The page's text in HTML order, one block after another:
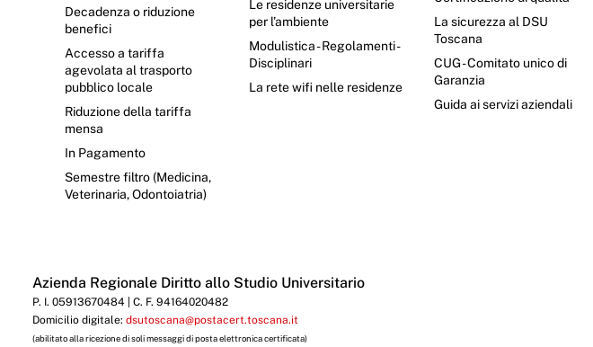
Decadenza o riduzione
benefici
Accesso a tariffa
agevolata al trasporto
pubblico locale
Riduzione della tariffa
mensa
In Pagamento
Semestre filtro (Medicina,
Veterinaria, Odontoiatria)
Le residenze universitarie
per l’ambiente
Modulistica - Regolamenti -
Disciplinari
La rete wifi nelle residenze
La sicurezza al DSU
Toscana
CUG - Comitato unico di
Garanzia
Guida ai servizi aziendali
Azienda Regionale Diritto allo Studio Universitario
P. I. 05913670484 | C. F. 94164020482
Domicilio digitale: dsutoscana@postacert.toscana.it
(abilitato alla ricezione di soli messaggi di posta elettronica certificata)